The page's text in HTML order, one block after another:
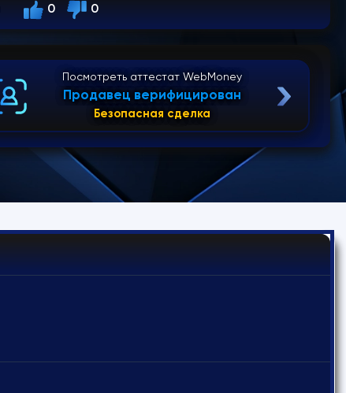
0 0
Посмотреть аттестат WebMoney
Продавец верифицирован
Безопасная сделка